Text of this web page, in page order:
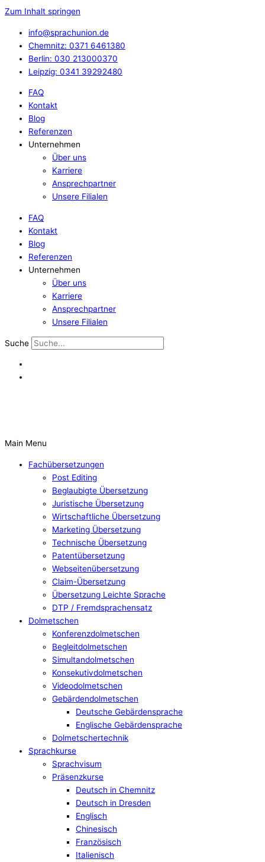
Zum Inhalt springen
info@sprachunion.de
Chemnitz: 0371 6461380
Berlin: 030 213000370
Leipzig: 0341 39292480
FAQ
Kontakt
Blog
Referenzen
Unternehmen
Über uns
Karriere
Ansprechpartner
Unsere Filialen
FAQ
Kontakt
Blog
Referenzen
Unternehmen
Über uns
Karriere
Ansprechpartner
Unsere Filialen
Suche
Main Menu
Fachübersetzungen
Post Editing
Beglaubigte Übersetzung
Juristische Übersetzung
Wirtschaftliche Übersetzung
Marketing Übersetzung
Technische Übersetzung
Patentübersetzung
Webseitenübersetzung
Claim-Übersetzung
Übersetzung Leichte Sprache
DTP / Fremdsprachensatz
Dolmetschen
Konferenzdolmetschen
Begleitdolmetschen
Simultandolmetschen
Konsekutivdolmetschen
Videodolmetschen
Gebärdendolmetschen
Deutsche Gebärdensprache
Englische Gebärdensprache
Dolmetschertechnik
Sprachkurse
Sprachvisum
Präsenzkurse
Deutsch in Chemnitz
Deutsch in Dresden
Englisch
Chinesisch
Französisch
Italienisch